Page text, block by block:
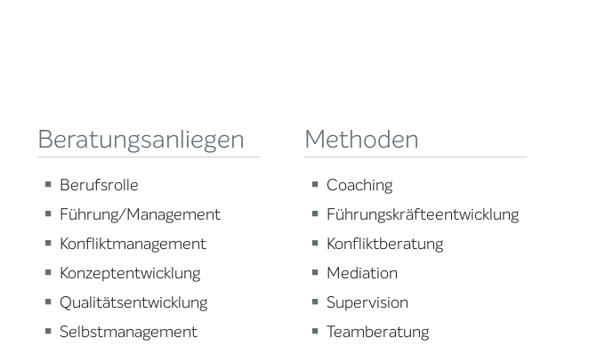
Beratungsanliegen
Berufsrolle
Führung/Management
Konfliktmanagement
Konzeptentwicklung
Qualitätsentwicklung
Selbstmanagement
Methoden
Coaching
Führungskräfteentwicklung
Konfliktberatung
Mediation
Supervision
Teamberatung